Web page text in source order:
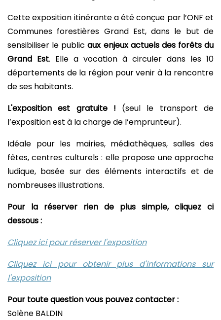
Cette exposition itinérante a été conçue par l’ONF et
Communes forestières Grand Est, dans le but de
sensibiliser le publicaux enjeux actuels des forêts du
Grand Est. Elle a vocation à circuler dans les 10
départements de la région pour venir à la rencontre
de ses habitants.
L'exposition est gratuite ! (seul le transport de
l’exposition est à la charge de l’emprunteur).
Idéale pour les mairies, médiathèques, salles des
fêtes, centres culturels : elle propose une approche
ludique, basée sur des éléments interactifs et de
nombreuses illustrations.
Pour la réserver rien de plus simple, cliquez ci
dessous :
Cliquez ici pour réserver l'exposition
Cliquez ici pour obtenir plus d'informations sur
l'exposition
Pour toute question vous pouvez contacter :
Solène BALDIN